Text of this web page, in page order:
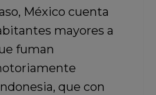
México cuenta
mayores a
fuman
que con